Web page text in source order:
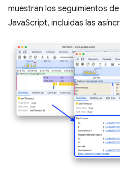
muestran los seguimientos
JavaScript, incluidas las